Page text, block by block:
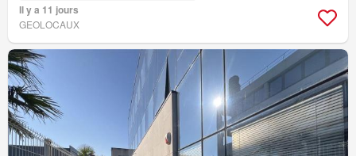
Il y a 11 jours
GEOLOCAUX